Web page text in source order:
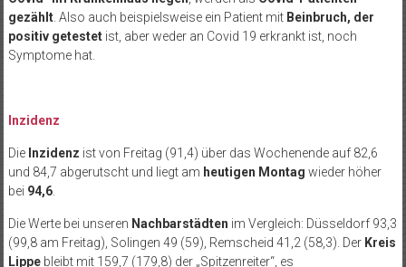
gezählt. Also auch beispielsweise ein Patient mit Beinbruch, der
positiv getestetist, aber weder an Covid 19 erkrankt ist, noch
Symptome hat.
Inzidenz
Die Inzidenz ist von Freitag (91,4) über das Wochenende auf 82,6
und 84,7 abgerutscht und liegt am heutigen Montag wieder höher
bei 94,6.
Die Werte bei unseren Nachbarstädten im Vergleich: Düsseldorf 93,3
(99,8 am Freitag), Solingen 49 (59), Remscheid 41,2 (58,3). Der Kreis
Lippebleibt mit 159,7 (179,8) der „Spitzenreiter“, es